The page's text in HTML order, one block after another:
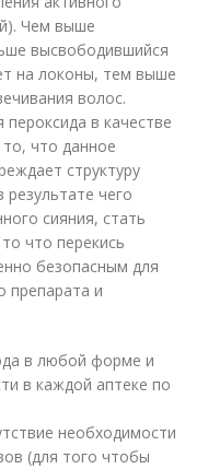
Чем выше
высвободившийся
на локоны, тем выше
волос.
в качестве
что данное
структуру
чего
сияния, стать
что перекись
безопасным для
препарата и
в любой форме и
в каждой аптеке по
необходимости
(для того чтобы